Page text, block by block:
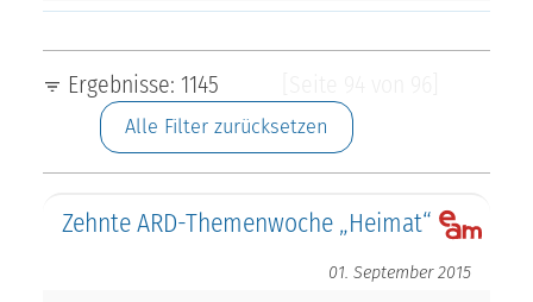
Ergebnisse: 1145
Alle Filter zurücksetzen
Zehnte ARD-Themenwoche „Heimat“
01. September 2015